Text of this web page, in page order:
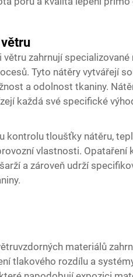
zahrnují specializované
Tyto nátěry vytvářejí
a odolnost tkaniny.
každá své specifické
kontrolu tloušťky nátěru,
vlastnosti. Opataření
a zároveň udrží
materiálů
tlakového rozdílu a